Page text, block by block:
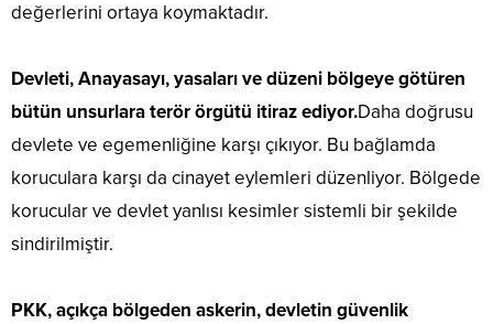
değerlerini ortaya koymaktadır.
Devleti, Anayasayı, yasaları ve düzeni bölgeye götüren
bütün unsurlara terör örgütü itiraz ediyor.Daha doğrusu
devlete ve egemenliğine karşı çıkıyor. Bu bağlamda
koruculara karşı da cinayet eylemleri düzenliyor. Bölgede
korucular ve devlet yanlısı kesimler sistemli bir şekilde
sindirilmiştir.
PKK, açıkça bölgeden askerin, devletin güvenlik